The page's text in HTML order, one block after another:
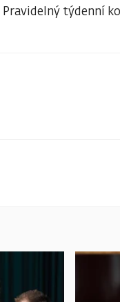
Pravidelný týdenní